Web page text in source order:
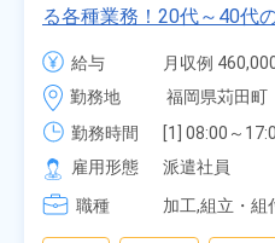
る各種業務！20代～40代
寮無料！マイカー通勤OK
費会社負担！社員食堂あ
み！特別賞与90万円支給
給与
月収例
時給 1,900円
勤務地
福岡県苅田町
勤務時間
[1] 08:00～
[2] 20:00～
[3] 06:30～
[4] 14:30～
雇用形態
派遣社員
職種
加工,組立・組